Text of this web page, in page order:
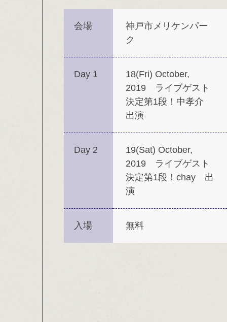
会場
神戸市メリケンパー
ク
Day 1
18(Fri) October,
2019 ライブゲスト
決定第1段！中孝介
出演
Day 2
19(Sat) October,
2019 ライブゲスト
決定第1段！chay 出
演
入場 無料